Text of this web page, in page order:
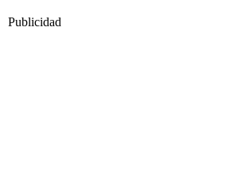
Publicidad